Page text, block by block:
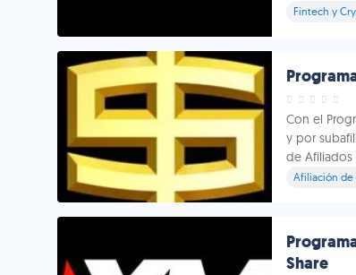
Fintech y
Con el
y por
de Afiliados
Afiliación de
Share